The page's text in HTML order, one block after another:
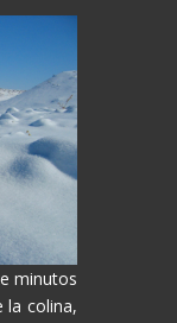
minutos
la colina,